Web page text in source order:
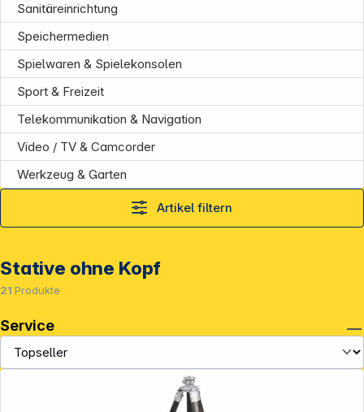
Sanitäreinrichtung
Speichermedien
Spielwaren & Spielekonsolen
Sport & Freizeit
Telekommunikation & Navigation
Video / TV & Camcorder
Werkzeug & Garten
Artikel filtern
Stative ohne Kopf
21 Produkte
Service